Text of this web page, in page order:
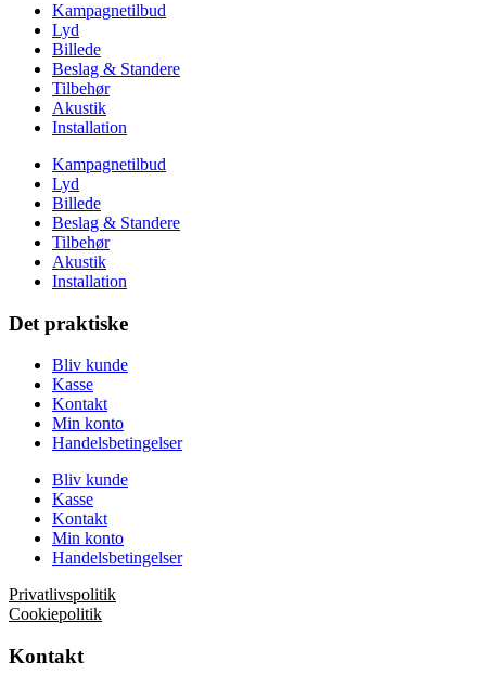
Kampagnetilbud
Lyd
Billede
Beslag & Standere
Tilbehør
Akustik
Installation
Kampagnetilbud
Lyd
Billede
Beslag & Standere
Tilbehør
Akustik
Installation
Det praktiske
Bliv kunde
Kasse
Kontakt
Min konto
Handelsbetingelser
Bliv kunde
Kasse
Kontakt
Min konto
Handelsbetingelser
Privatlivspolitik
Cookiepolitik
Kontakt